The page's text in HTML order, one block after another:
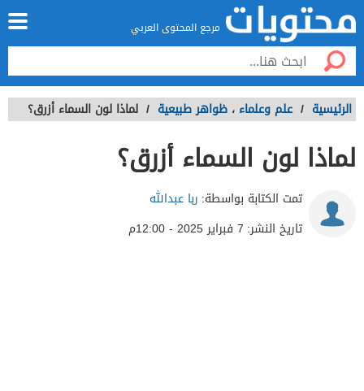
مرجع المحتوى العربي
الرئيسية / علم وعلماء ، ظواهر طبيعية / لماذا لون السماء أزرق؟
لماذا لون السماء أزرق؟
تمت الكتابة بواسطة: ربا عبدالله
تاريخ النشر: 7 فبراير 2025 - 12:00م